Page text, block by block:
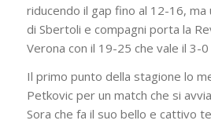
riducendo il gap fino al 12-16, ma
di Sbertoli e compagni porta la
Verona con il 19-25 che vale il 3-
Il primo punto della stagione lo
Petkovic per un match che si
Sora che fa il suo bello e cattivo